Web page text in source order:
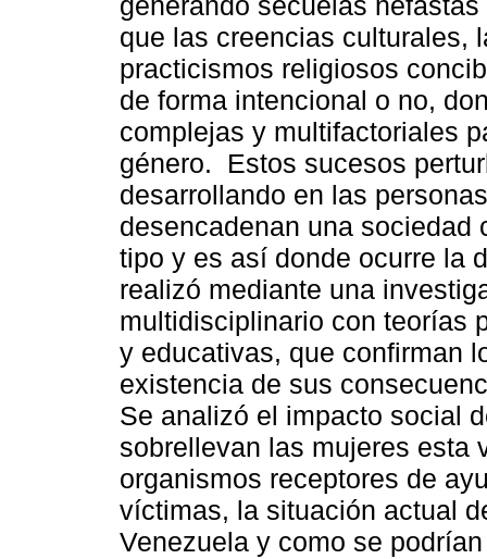
que las creencias culturales,
practicismos religiosos
de forma intencional o no,
complejas y multifactoriales
género. Estos sucesos
desarrollando en las
desencadenan una
tipo y es así donde ocurre la
realizó mediante una
multidisciplinario con teorías
y educativas, que confirman
existencia de sus
Se analizó el impacto social
sobrellevan las mujeres esta
organismos receptores de
víctimas, la situación actual
Venezuela y como se